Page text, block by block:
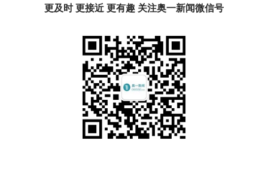
更及时 更接近 更有趣 关注奥一新闻微信号